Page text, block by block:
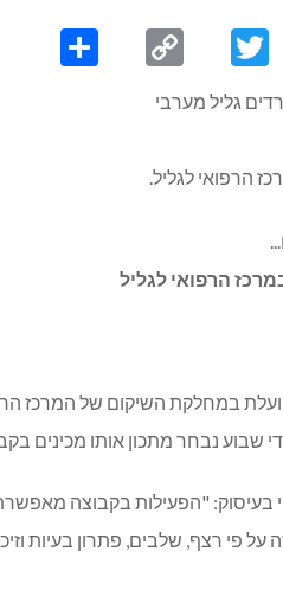
Twitter
Copy
גליל מערבי
הרפואי לגליל.
הרפואי לגליל
במחלקת השיקום של המרכז
שבוע נבחר מתכון אותו מכינים
בעיסוק: "הפעילות בקבוצה
על פי רצף, שלבים, פתרון בעיות